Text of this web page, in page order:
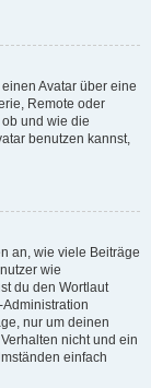
Avatar über eine
Remote oder
und wie die
benutzen kannst,
an, wie viele Beiträge
wie
du den Wortlaut
nur um deinen
nicht und ein
einfach